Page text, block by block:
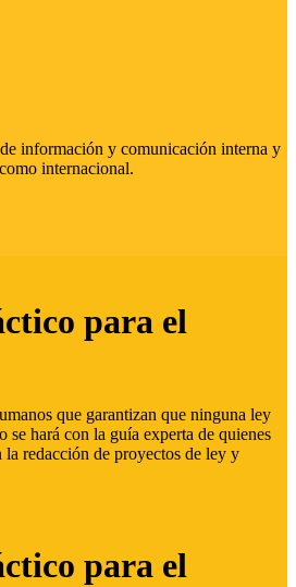
información y comunicación interna y
internacional.
para el
que garantizan que ninguna ley
se hará con la guía experta de quienes
la redacción de proyectos de ley y
para el